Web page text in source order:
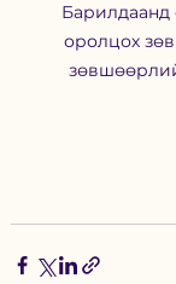
Барилдаанд
оролцох